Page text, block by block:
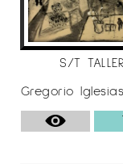
S/T TALLER
Gregorio